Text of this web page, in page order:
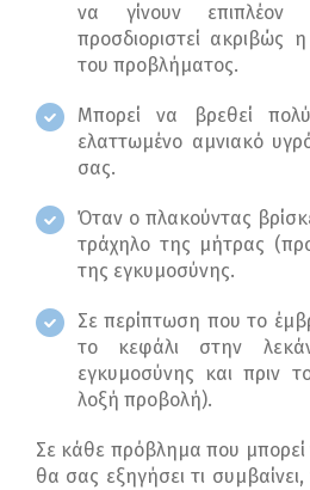
να γίνουν επιπλέον
προσδιοριστεί
του προβλήματος.
Μπορεί να βρεθεί
ελαττωμένο αμνιακό
σας.
Όταν ο πλακούντας
τράχηλο της μήτρας
της εγκυμοσύνης.
Σε περίπτωση που το
το κεφάλι στην
εγκυμοσύνης και πριν
λοξή προβολή).
Σε κάθε πρόβλημα που μπορεί
θα σας εξηγήσει τι συμβαίνει,